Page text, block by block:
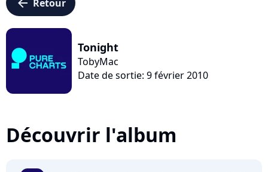
Retour
Tonight
TobyMac
Date de sortie: 9 février 2010
Découvrir l'album